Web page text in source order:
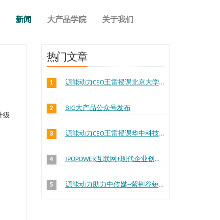
新闻 大产品学院 关于我们
级
热门文章
1 源能动力CEO王雷授课北京大学经济学院
2 BIG大产品公众号发布
3 源能动力CEO王雷授课华中科技大学问津学院
4 IPOPOWER互联网+现代企业创业之道 答疑解惑活动圆满结束
5 源能动力助力中传媒--紫荆谷短视频创业特训营